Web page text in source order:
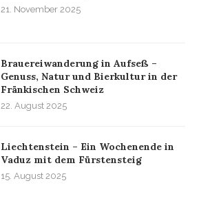
21. November 2025
Brauereiwanderung in Aufseß –
Genuss, Natur und Bierkultur in der
Fränkischen Schweiz
22. August 2025
Liechtenstein – Ein Wochenende in
Vaduz mit dem Fürstensteig
15. August 2025